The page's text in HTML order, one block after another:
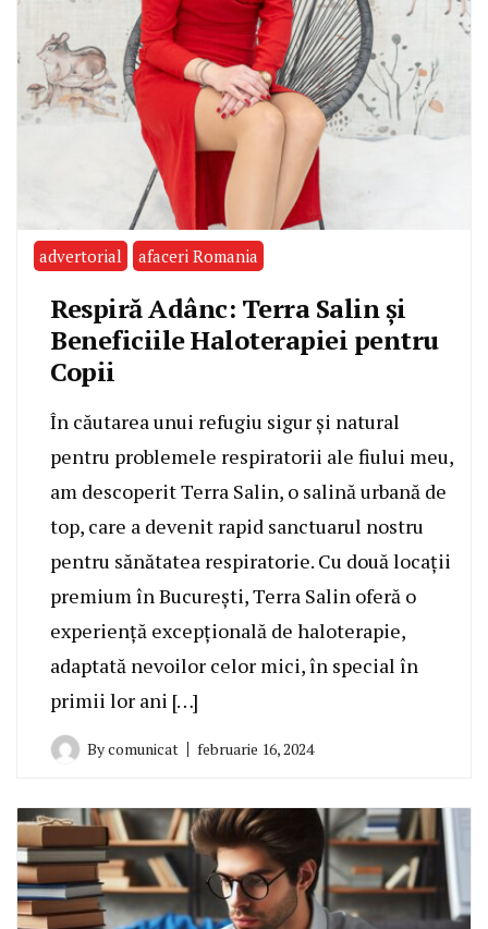
advertorial afaceri Romania
Respiră Adânc: Terra Salin și
Beneficiile Haloterapiei pentru
Copii
În căutarea unui refugiu sigur și natural
pentru problemele respiratorii ale fiului meu,
am descoperit Terra Salin, o salină urbană de
top, care a devenit rapid sanctuarul nostru
pentru sănătatea respiratorie. Cu două locații
premium în București, Terra Salin oferă o
experiență excepțională de haloterapie,
adaptată nevoilor celor mici, în special în
primii lor ani […]
Bycomunicat februarie 16, 2024